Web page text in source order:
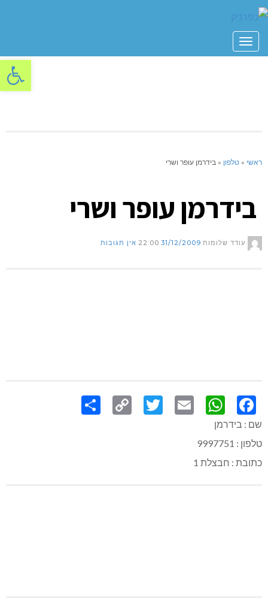
תפריט
ראשי » טלפון » בידרמן עופר ושרי
בידרמן עופר ושרי
עודד שלומות 31/12/2009
22:00 אין תגובות
Facebook
WhatsApp
Email
Twitter
Copy
Link
שם : בידרמן
טלפון : 9997751
כתובת : חבצלת 1
פתח